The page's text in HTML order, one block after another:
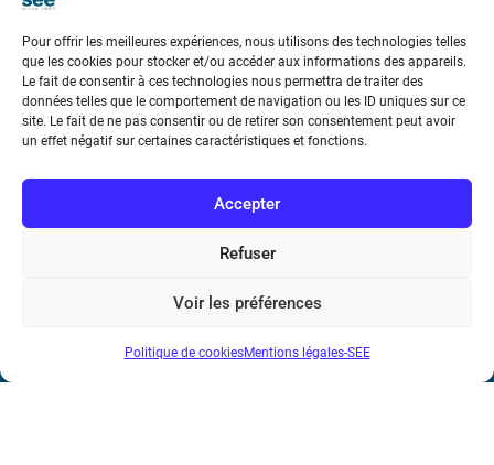
Pour offrir les meilleures expériences, nous utilisons des technologies telles
que les cookies pour stocker et/ou accéder aux informations des appareils.
Le fait de consentir à ces technologies nous permettra de traiter des
données telles que le comportement de navigation ou les ID uniques sur ce
site. Le fait de ne pas consentir ou de retirer son consentement peut avoir
un effet négatif sur certaines caractéristiques et fonctions.
Accepter
Refuser
Voir les préférences
Politique de cookiesMentions légales-SEE
Société de l’Electricité, de l’Electronique et des Technologies
17 rue de l’Amiral Hamelin75116 Paris
Métro : « Boissière » Ligne 6 et « Iéna » Ligne 9
Téléphone : (+33) 1 56 90 37 17
N° de SIREN : 785 393 232, Code APE : 9412Z TVA intra-